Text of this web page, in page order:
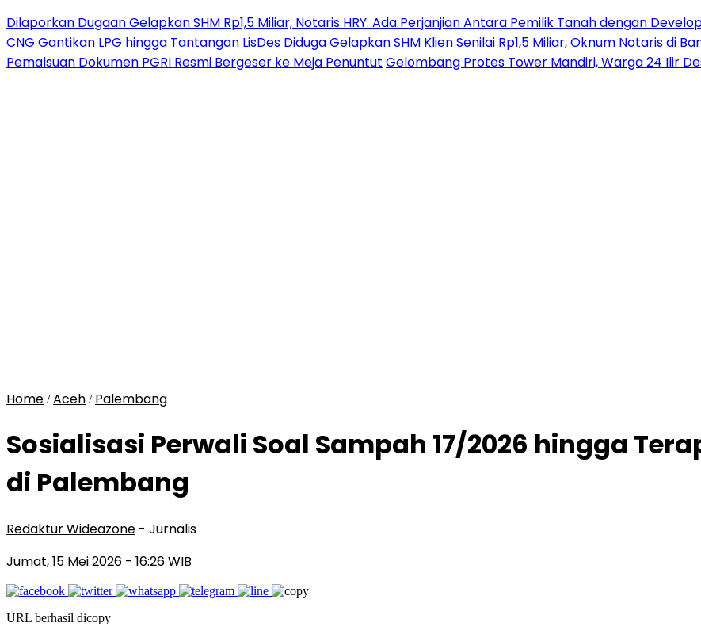
Dilaporkan Dugaan Gelapkan SHM Rp1,5 Miliar, Notaris HRY: Ada Perjanjian Antara Pemilik Tanah dengan
CNG Gantikan LPG hingga Tantangan LisDes Diduga Gelapkan SHM Klien Senilai Rp1,5 Miliar, Oknum Notaris di
Pemalsuan Dokumen PGRI Resmi Bergeser ke Meja Penuntut Gelombang Protes Tower Mandiri, Warga 24 Ilir
Home /Aceh / Palembang
Sosialisasi Perwali Soal Sampah 17/2026 hingga
di Palembang
Redaktur Wideazone - Jurnalis
Jumat, 15 Mei 2026 - 16:26 WIB
URL berhasil dicopy